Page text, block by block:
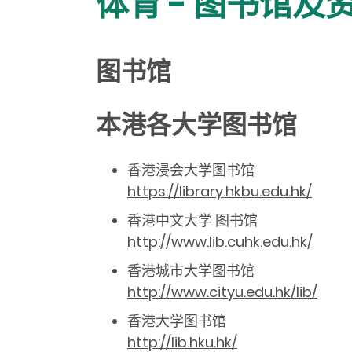
图书馆
本港各大学图书馆
香港浸会大学图书馆
https://library.hkbu.edu.hk/
香港中文大学 图书馆
http://www.lib.cuhk.edu.hk/
香港城市大学图书馆
http://www.cityu.edu.hk/lib/
香港大学图书馆
http://lib.hku.hk/